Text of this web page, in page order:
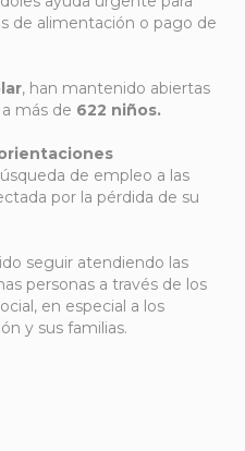
de alimentación o pago de
, han mantenido abiertas
más de 622 niños.
de empleo a las
por la pérdida de su
seguir atendiendo las
personas a través de los
en especial a los
y sus familias.